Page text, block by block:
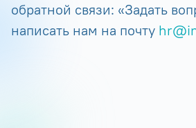
обратной связи: «Задать
написать нам на почту